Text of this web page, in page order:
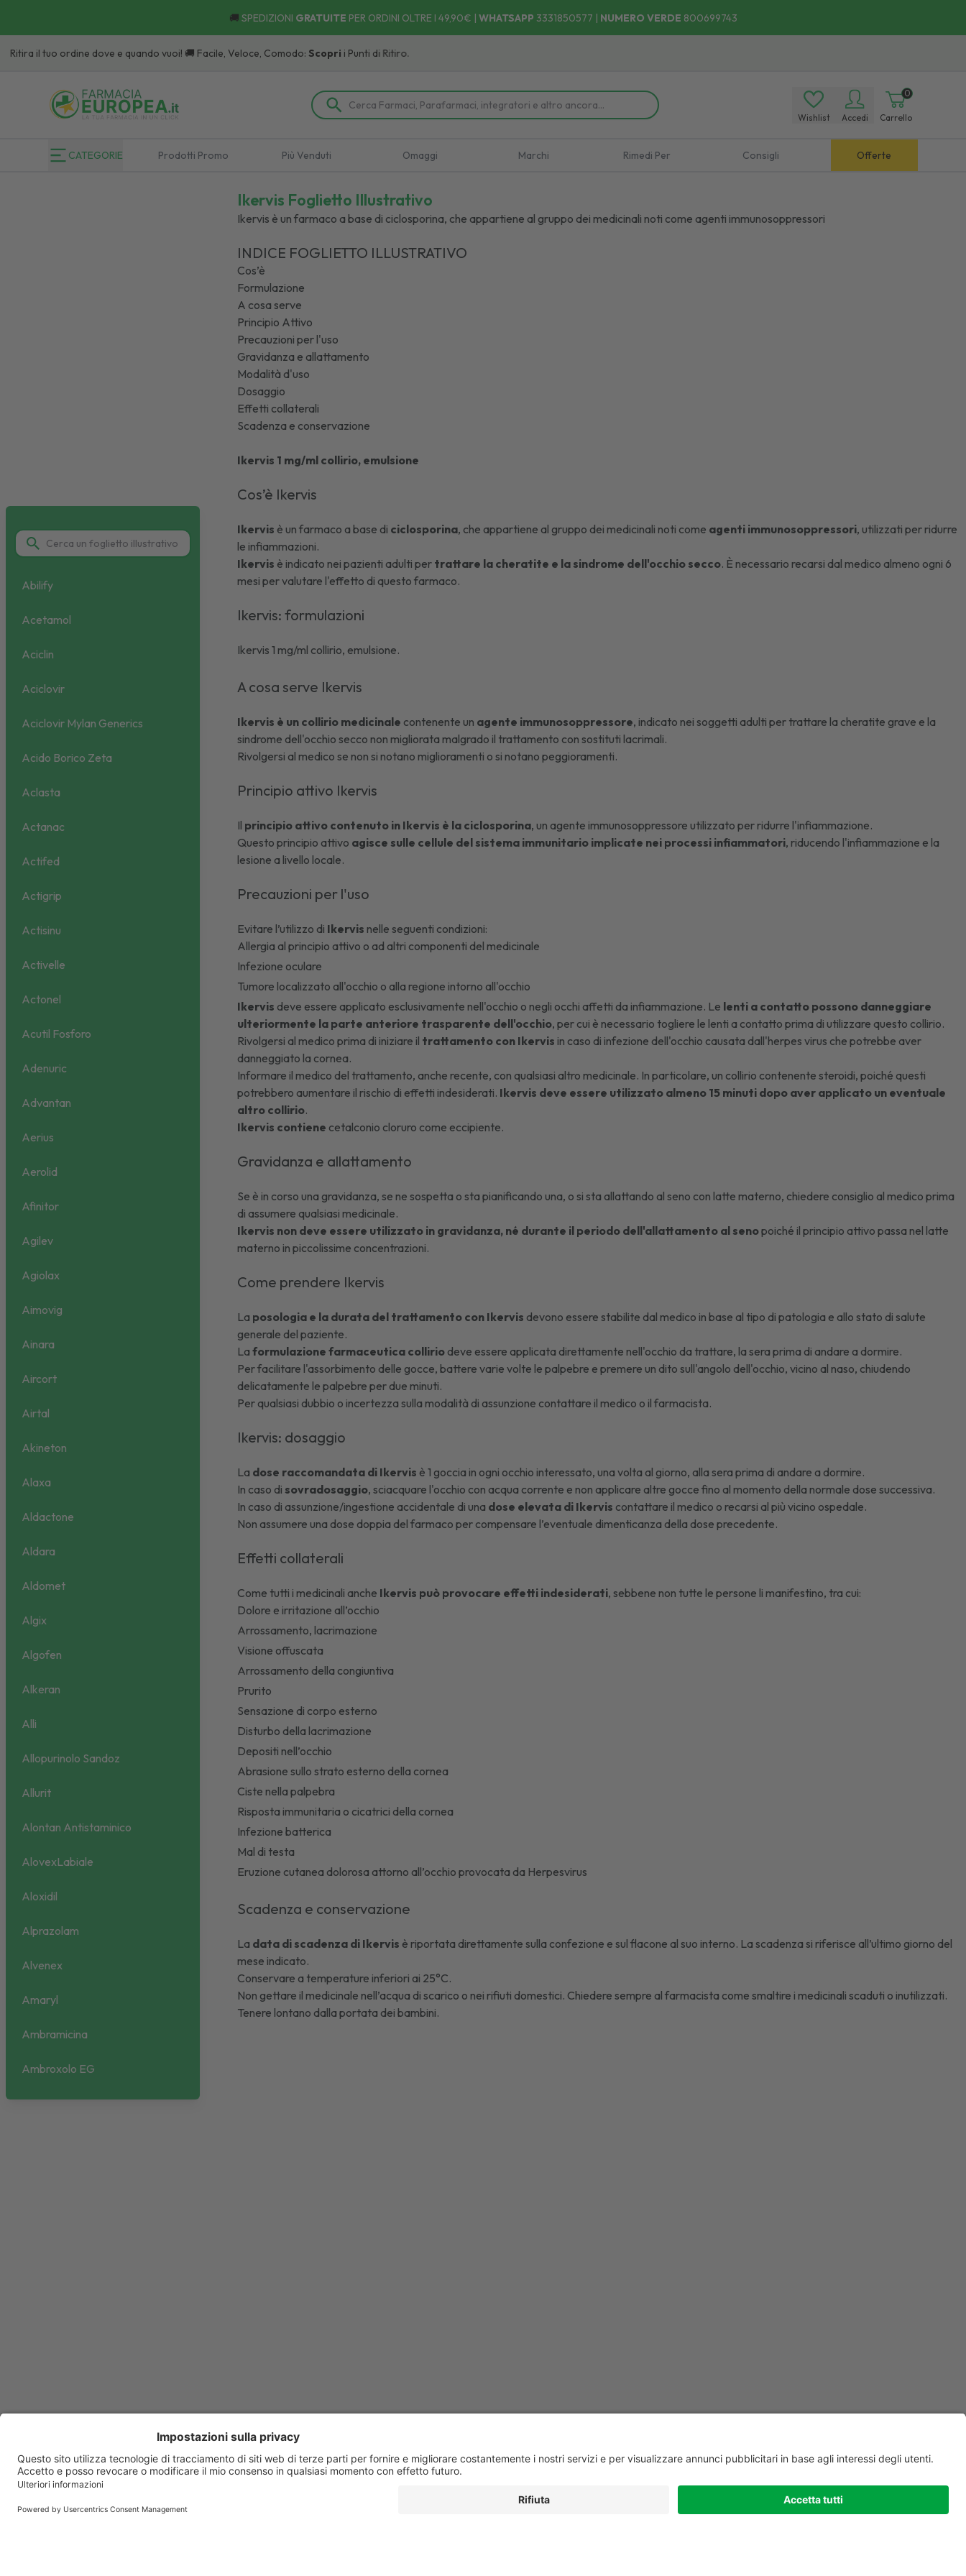
🚚 SPEDIZIONI GRATUITE PER ORDINI OLTRE I 49,90€ | WHATSAPP 3331850577 | NUMERO VERDE 800699743
dove e quando vuoi! 🚚 Facile, Veloce, Comodo:Scoprii Punti di Ritiro.
Wishlist Accedi
0
Carrello
CATEGORIE Prodotti Promo Più Venduti Omaggi Marchi Rimedi Per Consigli Offerte
Abilify
Acetamol
Aciclin
Aciclovir
Aciclovir Mylan Generics
Acido Borico Zeta
Aclasta
Actanac
Actifed
Actigrip
Actisinu
Activelle
Actonel
Acutil Fosforo
Adenuric
Advantan
Aerius
Aerolid
Afinitor
Agilev
Agiolax
Aimovig
Ainara
Aircort
Airtal
Akineton
Alaxa
Aldactone
Aldara
Aldomet
Algix
Algofen
Alkeran
Alli
Allopurinolo Sandoz
Allurit
Alontan Antistaminico
AlovexLabiale
Aloxidil
Alprazolam
Alvenex
Amaryl
Ambramicina
Ambroxolo EG
Amiodar
Anexate
Angioflux
Ikervis Foglietto Illustrativo
Ikervis è un farmaco a base di ciclosporina, che appartiene al gruppo dei medicinali noti come agenti immunosoppressori
INDICE FOGLIETTO ILLUSTRATIVO
Cos’è
Formulazione
A cosa serve
Principio Attivo
Precauzioni per l'uso
Gravidanza e allattamento
Modalità d'uso
Dosaggio
Effetti collaterali
Scadenza e conservazione
Ikervis 1 mg/ml collirio, emulsione
Cos’è Ikervis
Ikervis è un farmaco a base di ciclosporina, che appartiene al gruppo dei medicinali noti come agenti immunosoppressori, utilizzati per ridurre
le infiammazioni.
Ikervis è indicato nei pazienti adulti per trattare la cheratite e la sindrome dell'occhio secco. È necessario recarsi dal medico almeno ogni 6
mesi per valutare l'effetto di questo farmaco.
Ikervis: formulazioni
Ikervis 1 mg/ml collirio, emulsione.
A cosa serve Ikervis
Ikervis è un collirio medicinale contenente un agente immunosoppressore, indicato nei soggetti adulti per trattare la cheratite grave e la
sindrome dell'occhio secco non migliorata malgrado il trattamento con sostituti lacrimali.
Rivolgersi al medico se non si notano miglioramenti o si notano peggioramenti.
Principio attivo Ikervis
Il principio attivo contenuto in Ikervis è la ciclosporina, un agente immunosoppressore utilizzato per ridurre l'infiammazione.
Questo principio attivo agisce sulle cellule del sistema immunitario implicate nei processi infiammatori, riducendo l'infiammazione e la
lesione a livello locale.
Precauzioni per l'uso
Evitare l’utilizzo di Ikervis nelle seguenti condizioni:
Allergia al principio attivo o ad altri componenti del medicinale
Infezione oculare
Tumore localizzato all'occhio o alla regione intorno all'occhio
Ikervis deve essere applicato esclusivamente nell'occhio o negli occhi affetti da infiammazione. Le lenti a contatto possono danneggiare
ulteriormente la parte anteriore trasparente dell'occhio, per cui è necessario togliere le lenti a contatto prima di utilizzare questo collirio.
Rivolgersi al medico prima di iniziare il trattamento con Ikervis in caso di infezione dell'occhio causata dall'herpes virus che potrebbe aver
danneggiato la cornea.
Informare il medico del trattamento, anche recente, con qualsiasi altro medicinale. In particolare, un collirio contenente steroidi, poiché questi
potrebbero aumentare il rischio di effetti indesiderati. Ikervis deve essere utilizzato almeno 15 minuti dopo aver applicato un eventuale
altro collirio.
Ikervis contiene cetalconio cloruro come eccipiente.
Gravidanza e allattamento
Se è in corso una gravidanza, se ne sospetta o sta pianificando una, o si sta allattando al seno con latte materno, chiedere consiglio al medico prima
di assumere qualsiasi medicinale.
Ikervis non deve essere utilizzato in gravidanza, né durante il periodo dell'allattamento al senopoiché il principio attivo passa nel latte
materno in piccolissime concentrazioni.
Come prendere Ikervis
La posologia e la durata del trattamento con Ikervis devono essere stabilite dal medico in base al tipo di patologia e allo stato di salute
generale del paziente.
Laformulazione farmaceutica collirio deve essere applicata direttamente nell'occhio da trattare, la sera prima di andare a dormire.
Per facilitare l'assorbimento delle gocce, battere varie volte le palpebre e premere un dito sull'angolo dell'occhio, vicino al naso, chiudendo
delicatamente le palpebre per due minuti.
Per qualsiasi dubbio o incertezza sulla modalità di assunzione contattare il medico o il farmacista.
Ikervis: dosaggio
La dose raccomandata di Ikervis è 1 goccia in ogni occhio interessato, una volta al giorno, alla sera prima di andare a dormire.
In caso di sovradosaggio, sciacquare l'occhio con acqua corrente e non applicare altre gocce fino al momento della normale dose successiva.
In caso di assunzione/ingestione accidentale di una dose elevata di Ikervis contattare il medico o recarsi al più vicino ospedale.
Non assumere una dose doppia del farmaco per compensare l’eventuale dimenticanza della dose precedente.
Effetti collaterali
Come tutti i medicinali anche Ikervis può provocare effetti indesiderati, sebbene non tutte le persone li manifestino, tra cui:
Dolore e irritazione all’occhio
Arrossamento, lacrimazione
Visione offuscata
Arrossamento della congiuntiva
Prurito
Sensazione di corpo esterno
Disturbo della lacrimazione
Depositi nell’occhio
Abrasione sullo strato esterno della cornea
Ciste nella palpebra
Risposta immunitaria o cicatrici della cornea
Infezione batterica
Mal di testa
Eruzione cutanea dolorosa attorno all’occhio provocata da Herpesvirus
Scadenza e conservazione
La data di scadenza di Ikervis è riportata direttamente sulla confezione e sul flacone al suo interno. La scadenza si riferisce all’ultimo giorno del
mese indicato.
Conservare a temperature inferiori ai 25°C.
Non gettare il medicinale nell’acqua di scarico o nei rifiuti domestici. Chiedere sempre al farmacista come smaltire i medicinali scaduti o inutilizzati.
Tenere lontano dalla portata dei bambini.